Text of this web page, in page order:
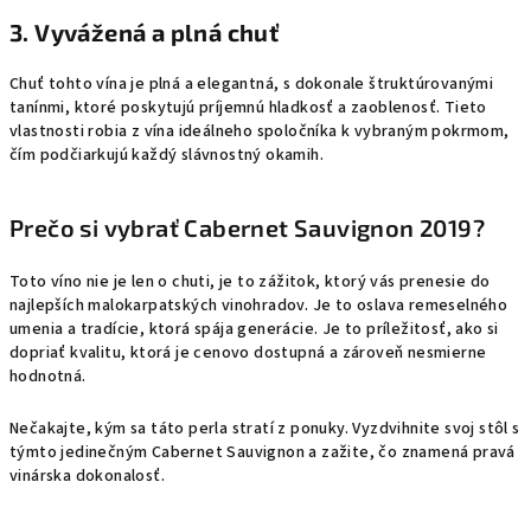
3.Vyvážená a plná chuť
Chuť tohto vína je plná a elegantná, s dokonale štruktúrovanými
tanínmi, ktoré poskytujú príjemnú hladkosť a zaoblenosť. Tieto
vlastnosti robia z vína ideálneho spoločníka k vybraným pokrmom,
čím podčiarkujú každý slávnostný okamih.
Prečo si vybrať Cabernet Sauvignon 2019?
Toto víno nie je len o chuti, je to zážitok, ktorý vás prenesie do
najlepších malokarpatských vinohradov. Je to oslava remeselného
umenia a tradície, ktorá spája generácie. Je to príležitosť, ako si
dopriať kvalitu, ktorá je cenovo dostupná a zároveň nesmierne
hodnotná.
Nečakajte, kým sa táto perla stratí z ponuky. Vyzdvihnite svoj stôl s
týmto jedinečným Cabernet Sauvignon a zažite, čo znamená pravá
vinárska dokonalosť.